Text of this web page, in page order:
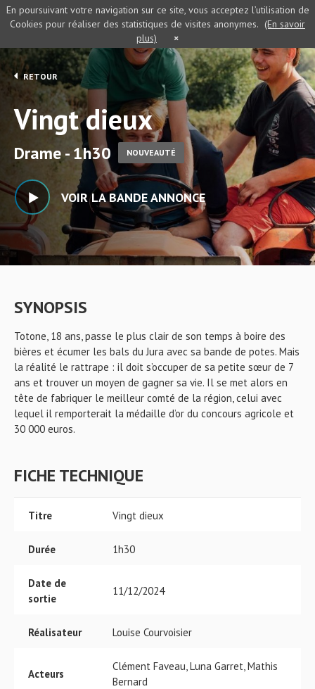
RETOUR
Vingt dieux
Drame - 1h30 NOUVEAUTÉ
VOIR LA BANDE ANNONCE
SYNOPSIS
Totone, 18 ans, passe le plus clair de son temps à boire des
bières et écumer les bals du Jura avec sa bande de potes. Mais
la réalité le rattrape : il doit s’occuper de sa petite sœur de 7
ans et trouver un moyen de gagner sa vie. Il se met alors en
tête de fabriquer le meilleur comté de la région, celui avec
lequel il remporterait la médaille d’or du concours agricole et
30 000 euros.
FICHE TECHNIQUE
Titre Vingt dieux
Durée 1h30
Date de
sortie
11/12/2024
Réalisateur Louise Courvoisier
Acteurs
Clément Faveau, Luna Garret, Mathis
Bernard
En poursuivant votre navigation sur ce site, vous acceptez l’utilisation de
Cookies pour réaliser des statistiques de visites anonymes. (En savoir
plus)
×